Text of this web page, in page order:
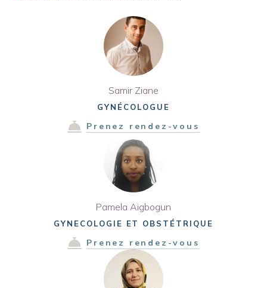
Samir Ziane
GYNÉCOLOGUE
Prenez rendez-vous
Pamela Aigbogun
GYNECOLOGIE ET OBSTÉTRIQUE
Prenez rendez-vous